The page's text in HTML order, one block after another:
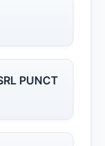
PUNCT